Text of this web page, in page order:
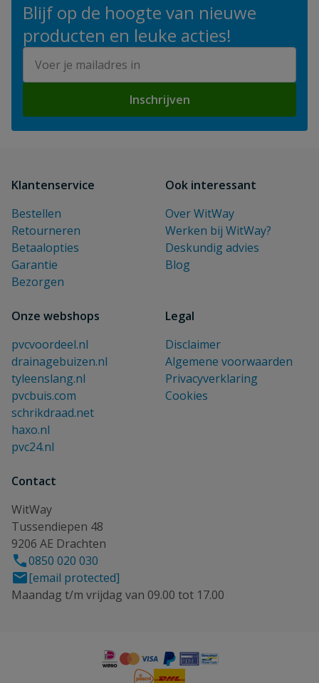
Blijf op de hoogte van nieuwe
producten en leuke acties!
Inschrijven
Klantenservice
Bestellen
Retourneren
Betaalopties
Garantie
Bezorgen
Ook interessant
Over WitWay
Werken bij WitWay?
Deskundig advies
Blog
Onze webshops
pvcvoordeel.nl
drainagebuizen.nl
tyleenslang.nl
pvcbuis.com
schrikdraad.net
haxo.nl
pvc24.nl
Legal
Disclaimer
Algemene voorwaarden
Privacyverklaring
Cookies
Contact
WitWay
Tussendiepen 48
9206 AE Drachten
0850 020 030
[email protected]
Maandag t/m vrijdag van 09.00 tot 17.00